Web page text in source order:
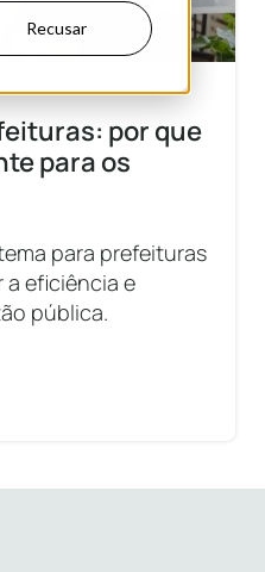
Recusar
por que
para os
para prefeituras
eficiência e
pública.